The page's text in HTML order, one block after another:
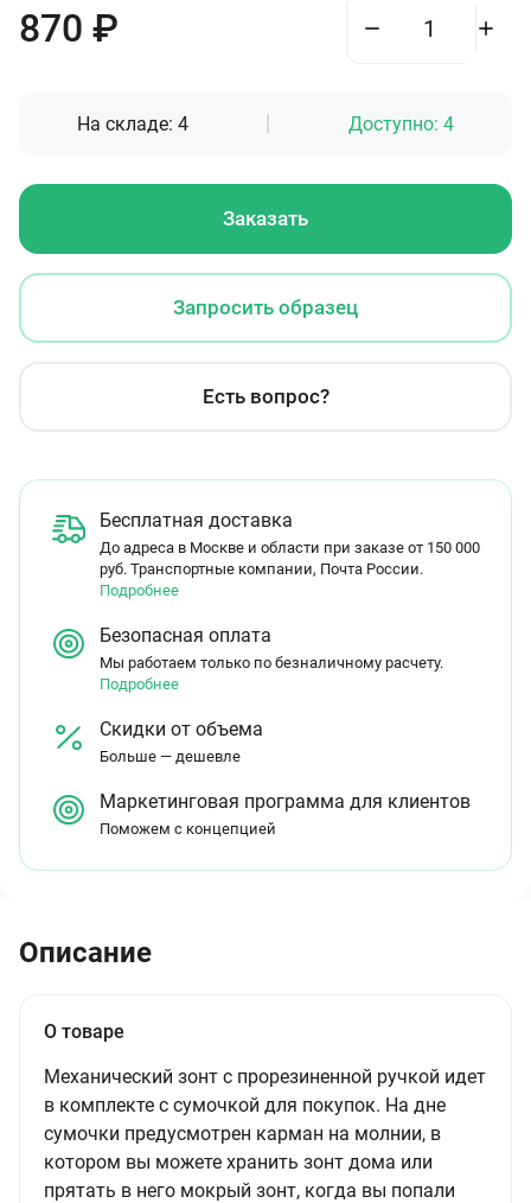
870 ₽
На складе:4 Доступно: 4
Заказать
Запросить образец
Есть вопрос?
Бесплатная доставка
До адреса в Москве и области при заказе от 150 000
руб. Транспортные компании, Почта России.
Подробнее
Безопасная оплата
Мы работаем только по безналичному расчету.
Подробнее
Скидки от объема
Больше — дешевле
Маркетинговая программа для клиентов
Поможем с концепцией
Описание
О товаре
Механический зонт с прорезиненной ручкой идет
в комплекте с сумочкой для покупок. На дне
сумочки предусмотрен карман на молнии, в
котором вы можете хранить зонт дома или
прятать в него мокрый зонт, когда вы попали